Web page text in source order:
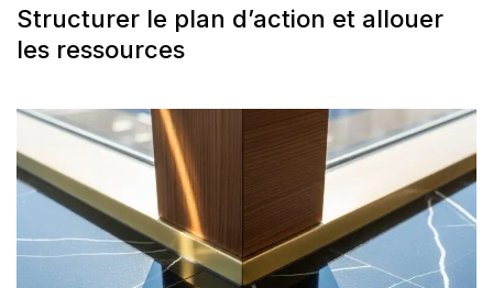
Structurer le plan d’action et allouer
les ressources